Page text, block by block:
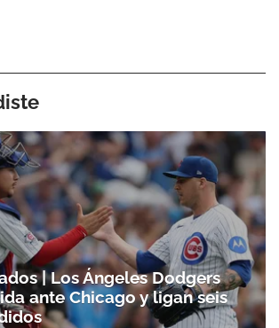
| Los Ángeles Dodgers
ante Chicago y ligan seis